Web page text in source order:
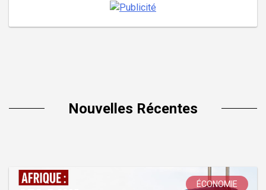
Nouvelles Récentes
ÉCONOMIE